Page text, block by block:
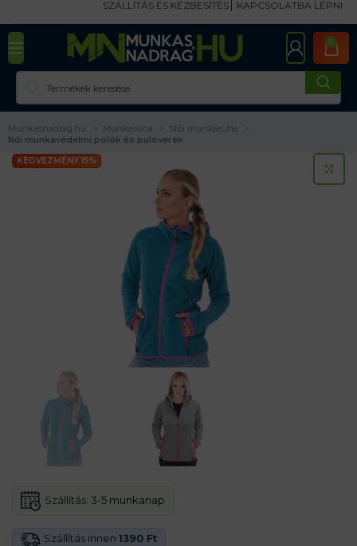
SZÁLLÍTÁS ÉS KÉZBESÍTÉS KAPCSOLATBA LÉPNI
0
Munkasnadrag.hu Munkaruha
Női munkaruha
Női munkavédelmi pólók és pulóverek
KEDVEZMÉNY 15%
Szállítás innen 1390 Ft
Szállítás: 3-5 munkanap